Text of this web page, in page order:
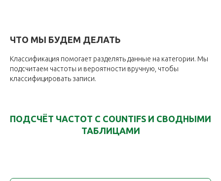
ЧТО МЫ БУДЕМ ДЕЛАТЬ
Классификация помогает разделять данные на категории. Мы
подсчитаем частоты и вероятности вручную, чтобы
классифицировать записи.
ПОДСЧЁТ ЧАСТОТ С COUNTIFS И СВОДНЫМИ
ТАБЛИЦАМИ